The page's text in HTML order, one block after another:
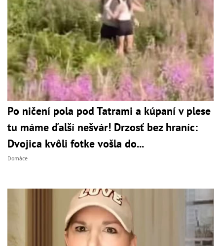
Po ničení pola pod Tatrami a kúpaní v plese
tu máme ďalší nešvár! Drzosť bez hraníc:
Dvojica kvôli fotke vošla do...
Domáce